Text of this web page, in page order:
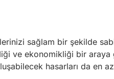
sağlam bir şekilde
ve ekonomikliği bir araya
hasarları da en